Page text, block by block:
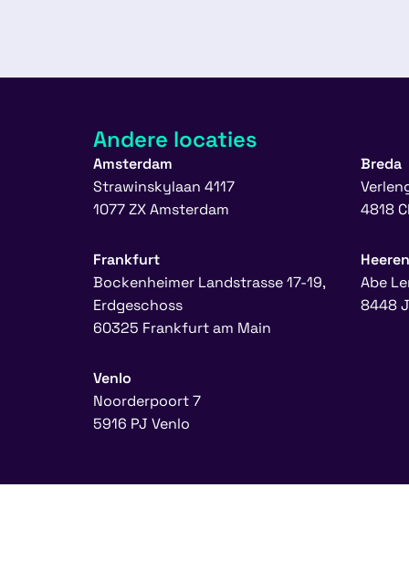
Andere locaties
Amsterdam
Strawinskylaan 4117
1077 ZX Amsterdam
Breda
4818
Frankfurt
Bockenheimer Landstrasse 17-19,
Erdgeschoss
60325 Frankfurt am Main
Abe
8448
Venlo
Noorderpoort 7
5916 PJ Venlo